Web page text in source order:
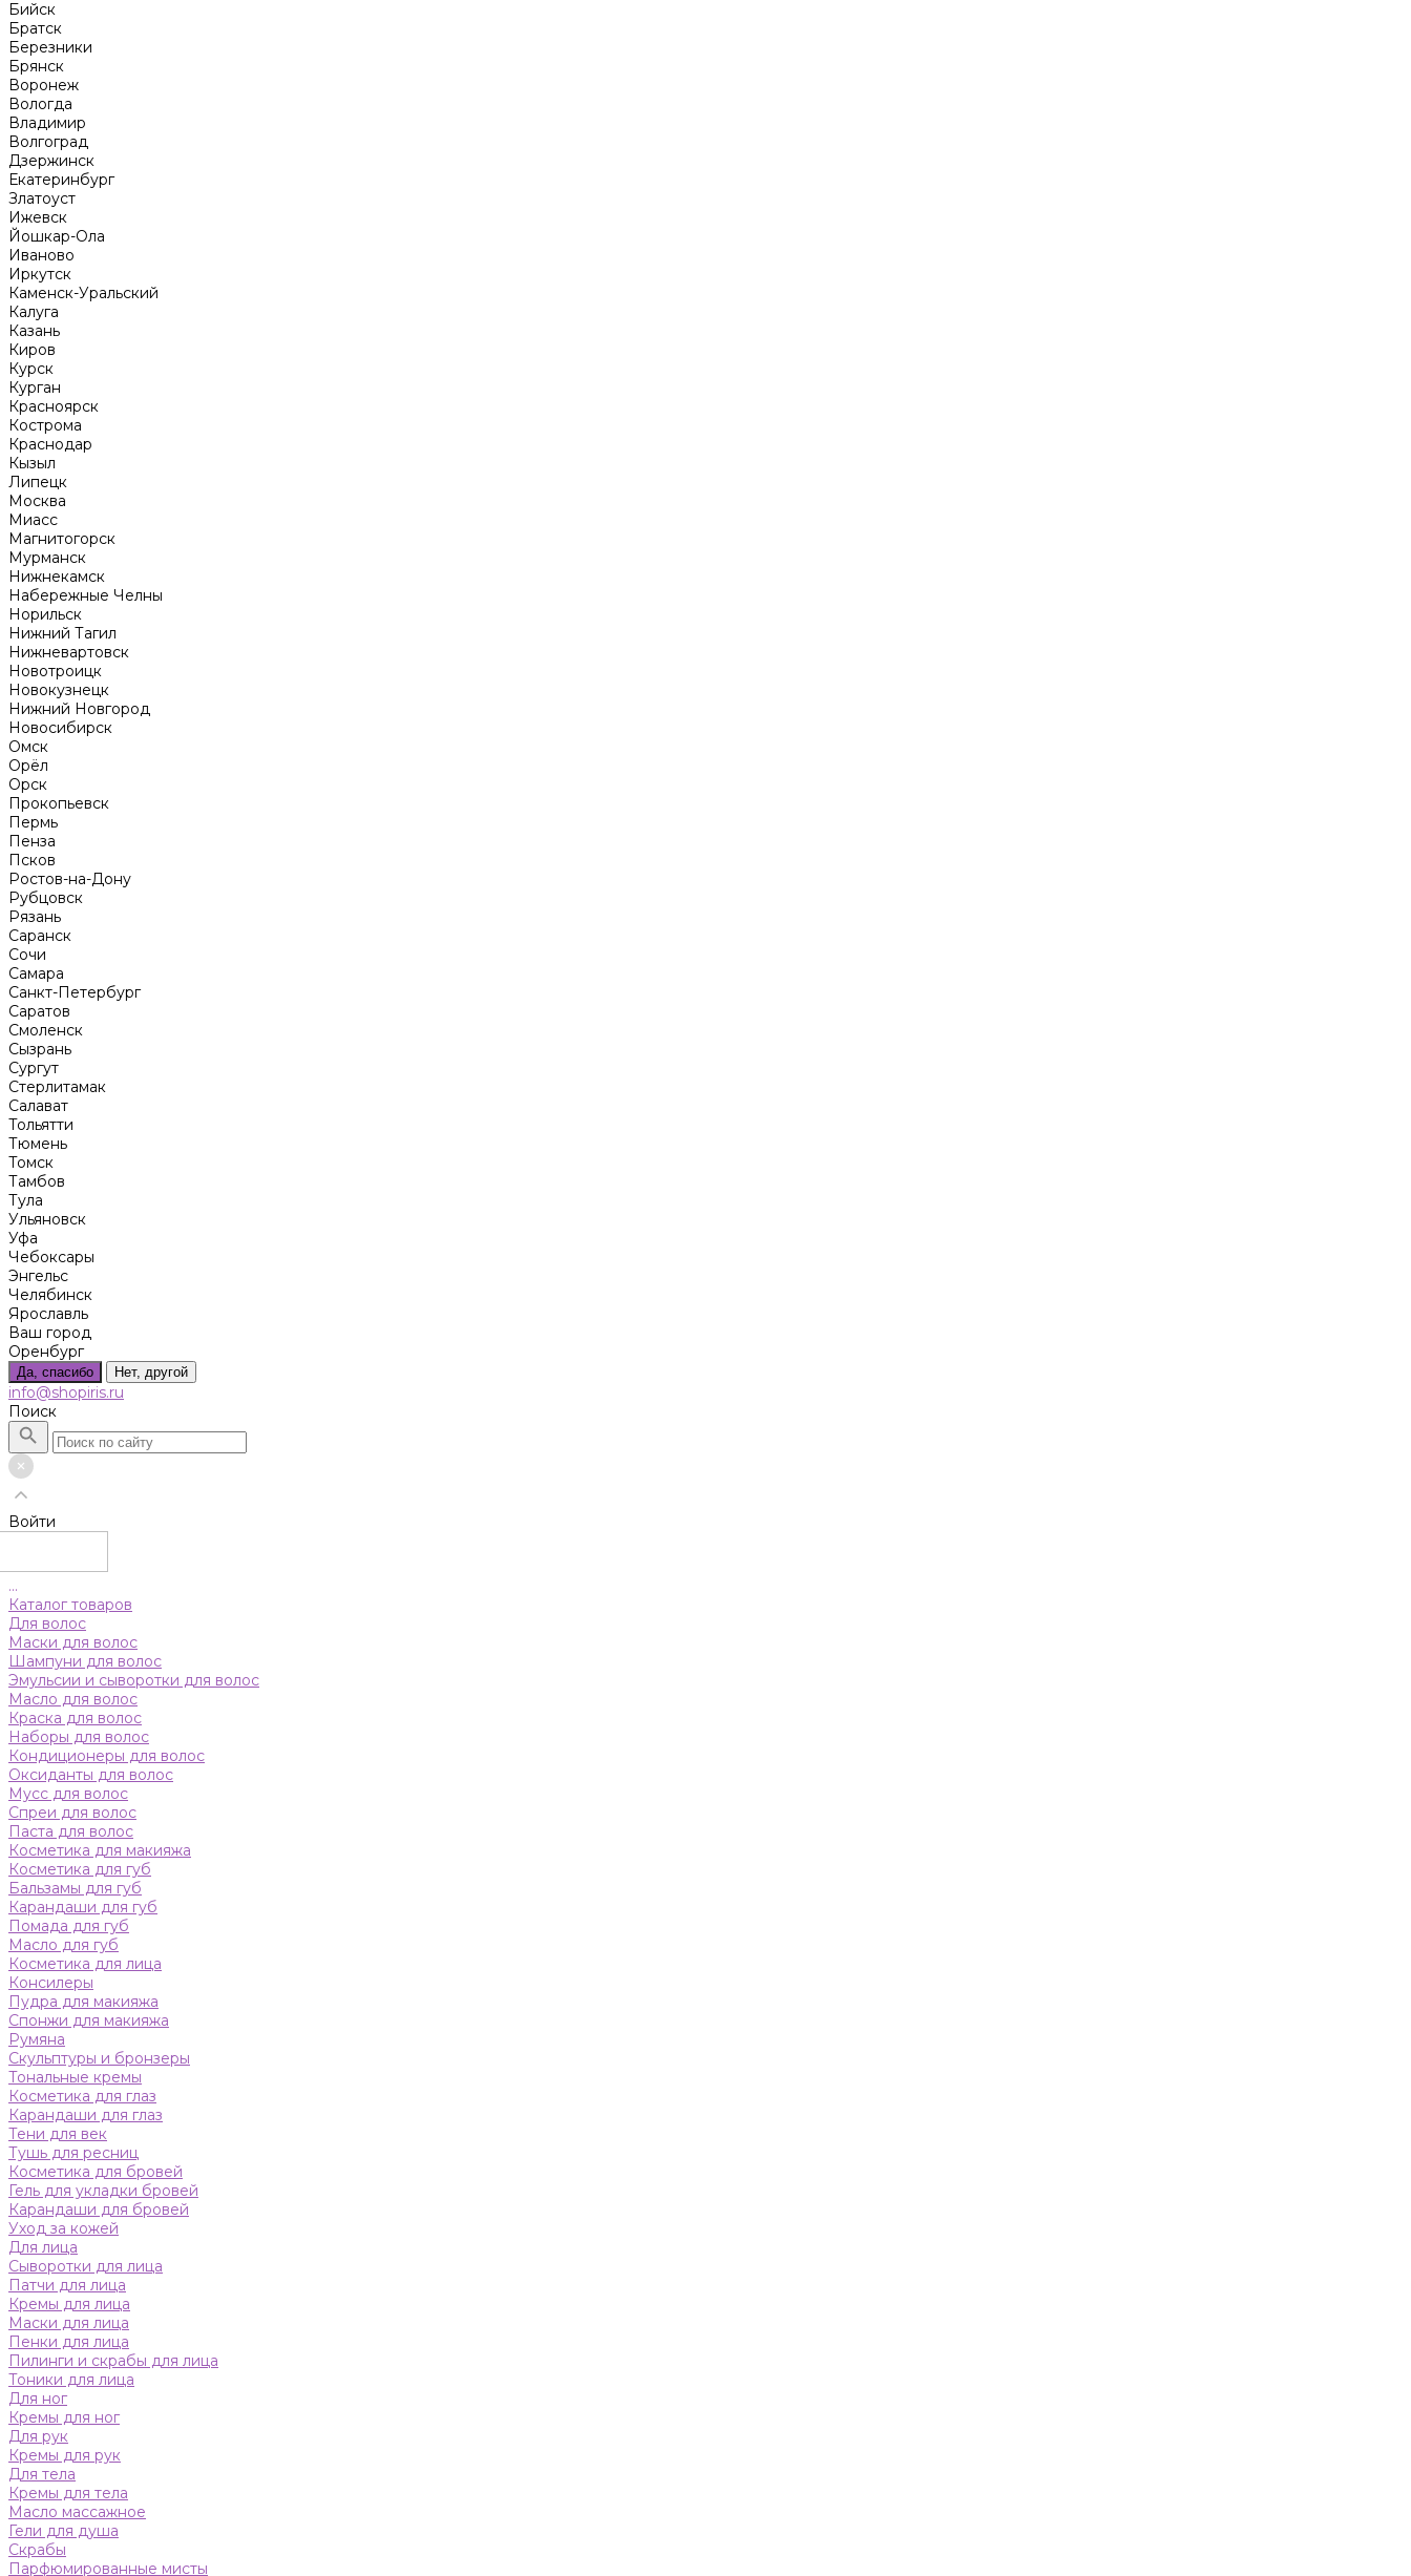
Бийск
Братск
Березники
Брянск
Воронеж
Вологда
Владимир
Волгоград
Дзержинск
Екатеринбург
Златоуст
Ижевск
Йошкар-Ола
Иваново
Иркутск
Каменск-Уральский
Калуга
Казань
Киров
Курск
Курган
Красноярск
Кострома
Краснодар
Кызыл
Липецк
Москва
Миасс
Магнитогорск
Мурманск
Нижнекамск
Набережные Челны
Норильск
Нижний Тагил
Нижневартовск
Новотроицк
Новокузнецк
Нижний Новгород
Новосибирск
Омск
Орёл
Орск
Прокопьевск
Пермь
Пенза
Псков
Ростов-на-Дону
Рубцовск
Рязань
Саранск
Сочи
Самара
Санкт-Петербург
Саратов
Смоленск
Сызрань
Сургут
Стерлитамак
Салават
Тольятти
Тюмень
Томск
Тамбов
Тула
Ульяновск
Уфа
Чебоксары
Энгельс
Челябинск
Ярославль
Ваш город
Оренбург
Да, спасибо Нет, другой
info@shopiris.ru
Поиск
Войти
...
Каталог товаров
Для волос
Маски для волос
Шампуни для волос
Эмульсии и сыворотки для волос
Масло для волос
Краска для волос
Наборы для волос
Кондиционеры для волос
Оксиданты для волос
Мусс для волос
Спреи для волос
Паста для волос
Косметика для макияжа
Косметика для губ
Бальзамы для губ
Карандаши для губ
Помада для губ
Масло для губ
Косметика для лица
Консилеры
Пудра для макияжа
Спонжи для макияжа
Румяна
Скульптуры и бронзеры
Тональные кремы
Косметика для глаз
Карандаши для глаз
Тени для век
Тушь для ресниц
Косметика для бровей
Гель для укладки бровей
Карандаши для бровей
Уход за кожей
Для лица
Сыворотки для лица
Патчи для лица
Кремы для лица
Маски для лица
Пенки для лица
Пилинги и скрабы для лица
Тоники для лица
Для ног
Кремы для ног
Для рук
Кремы для рук
Для тела
Кремы для тела
Масло массажное
Гели для душа
Скрабы
Парфюмированные мисты